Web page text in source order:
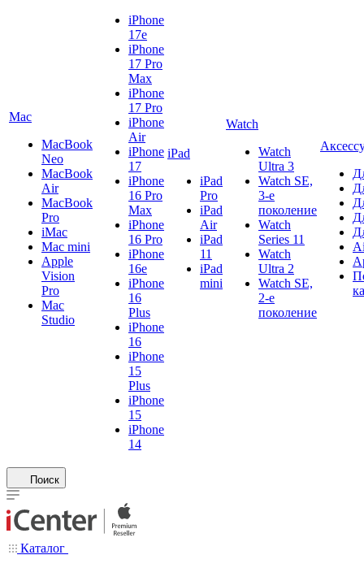
Mac
MacBook
Neo
MacBook
Air
MacBook
Pro
iMac
Mac mini
Apple
Vision
Pro
Mac
Studio
iPhone
17e
iPhone
17 Pro
Max
iPhone
17 Pro
iPhone
Air
iPhone
17
iPhone
16 Pro
Max
iPhone
16 Pro
iPhone
16e
iPhone
16
Plus
iPhone
16
iPhone
15
Plus
iPhone
15
iPhone
14
iPad
iPad
Pro
iPad
Air
iPad
11
iPad
mini
Watch
Watch
Ultra 3
Watch SE,
3-е
поколение
Watch
Series 11
Watch
Ultra 2
Watch SE,
2-е
поколение
Поиск
Каталог